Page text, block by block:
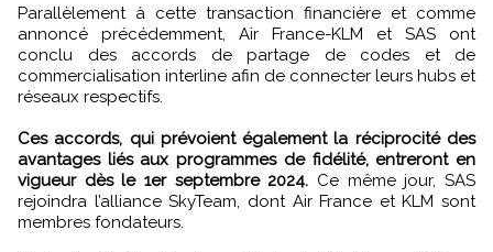
Parallèlement à cette transaction financière et comme
annoncé précédemment, Air France-KLM et SAS ont
conclu des accords de partage de codes et de
commercialisation interline afin de connecter leurs hubs et
réseaux respectifs.
Ces accords, qui prévoient également la réciprocité des
avantages liés aux programmes de fidélité, entreront en
vigueur dès le 1er septembre 2024. Ce même jour, SAS
rejoindra l’alliance SkyTeam, dont Air France et KLM sont
membres fondateurs.